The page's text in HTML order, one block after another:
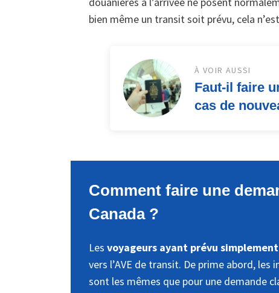
bien même un transit soit prévu, cela
À VOIR AUSSI
Faut-il faire
cas de
Comment faire une
Canada ?
Les voyageurs ayant prévu
vers l’AVE de transit. De prime abord,
sont les mêmes que pour une demande